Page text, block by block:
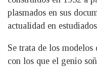
plasmados en sus
actualidad en
Se trata de los
con los que el genio